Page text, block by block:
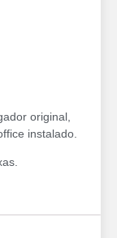
original,
instalado.